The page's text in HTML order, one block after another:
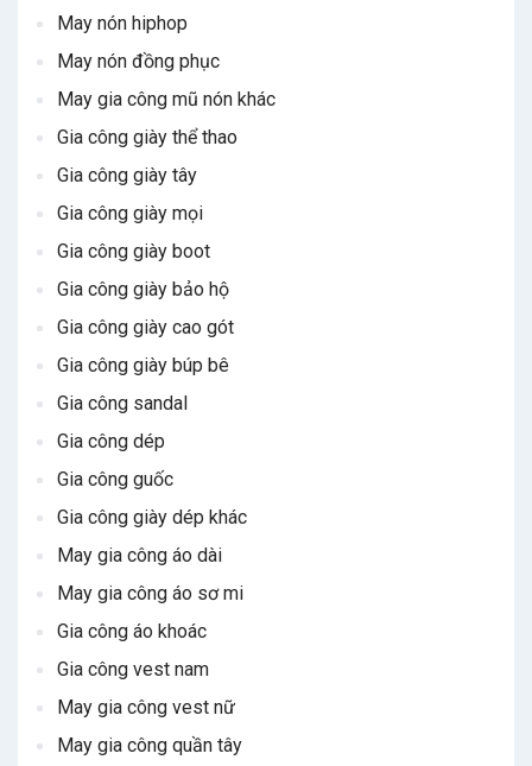
May nón hiphop
May nón đồng phục
May gia công mũ nón khác
Gia công giày thể thao
Gia công giày tây
Gia công giày mọi
Gia công giày boot
Gia công giày bảo hộ
Gia công giày cao gót
Gia công giày búp bê
Gia công sandal
Gia công dép
Gia công guốc
Gia công giày dép khác
May gia công áo dài
May gia công áo sơ mi
Gia công áo khoác
Gia công vest nam
May gia công vest nữ
May gia công quần tây